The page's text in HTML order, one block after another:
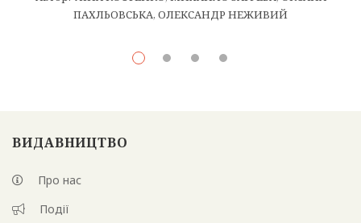
ПАХЛЬОВСЬКА, ОЛЕКСАНДР НЕЖИВИЙ
ВИДАВНИЦТВО
Про нас
Події